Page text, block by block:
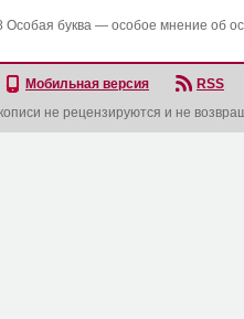
Особая буква — особое мнение об
Мобильная версия
RSS
не рецензируются и не